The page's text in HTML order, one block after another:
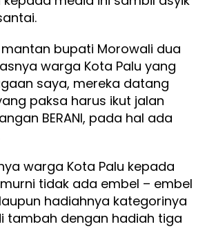
bupati Morowali dua
warga Kota Palu yang
saya, mereka datang
paksa harus ikut jalan
BERANI, pada hal ada
warga Kota Palu kepada
tidak ada embel – embel
hadiahnya kategorinya
tambah dengan hadiah tiga